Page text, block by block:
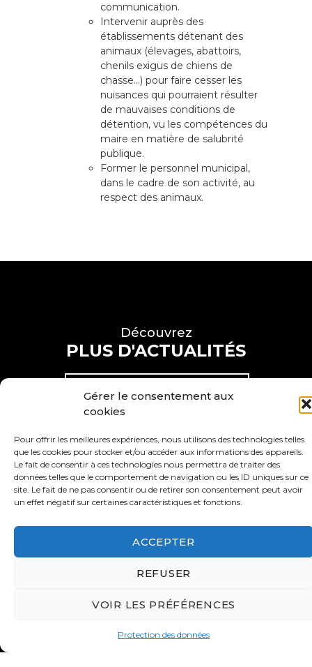
Gérer le consentement aux
cookies
Pour offrir les meilleures expériences, nous utilisons des technologies telles
que les cookies pour stocker et/ou accéder aux informations des appareils.
Le fait de consentir à ces technologies nous permettra de traiter des
données telles que le comportement de navigation ou les ID uniques sur ce
site. Le fait de ne pas consentir ou de retirer son consentement peut avoir
un effet négatif sur certaines caractéristiques et fonctions.
ACCEPTER
REFUSER
VOIR LES PRÉFÉRENCES
Protection des données
communication.
Intervenir auprès des
établissements détenant des
animaux (élevages, abattoirs,
chenils exigus de chiens de
chasse…) pour faire cesser les
nuisances qui pourraient résulter
de mauvaises conditions de
détention, vu les compétences du
maire en matière de salubrité
publique.
Former le personnel municipal,
dans le cadre de son activité, au
respect des animaux.
Découvrez
PLUS D'ACTUALITÉS
ACTUALITÉS
Contact